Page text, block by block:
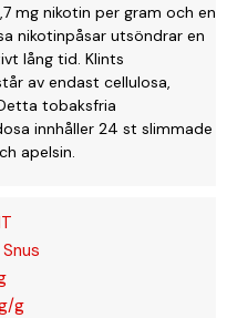
mg nikotin per gram och en
nikotinpåsar utsöndrar en
lång tid. Klints
av endast cellulosa,
tobaksfria
innhåller 24 st slimmade
apelsin.
g